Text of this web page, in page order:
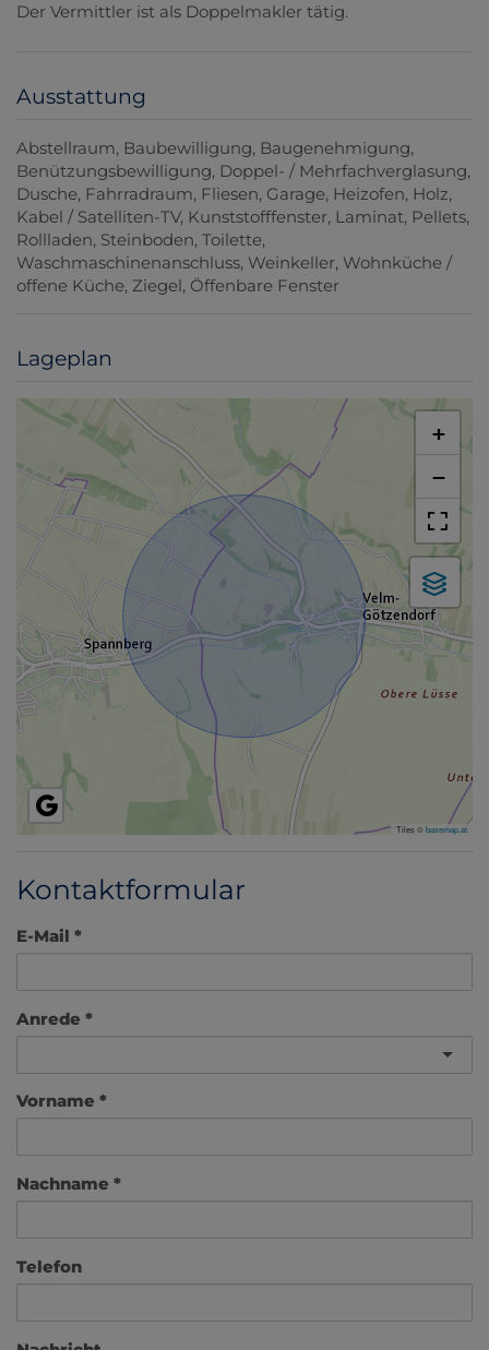
Der Vermittler ist als Doppelmakler tätig.
Ausstattung
Abstellraum Baubewilligung Baugenehmigung
Benützungsbewilligung Doppel- / Mehrfachverglasung
Dusche Fahrradraum Fliesen Garage Heizofen Holz
Kabel / Satelliten-TV Kunststofffenster Laminat Pellets
Rollladen Steinboden Toilette
Waschmaschinenanschluss Weinkeller Wohnküche /
offene Küche Ziegel Öffenbare Fenster
Lageplan
+
−
Tiles ©basemap.at
Kontaktformular
E-Mail
Anrede
Vorname
Nachname
Telefon